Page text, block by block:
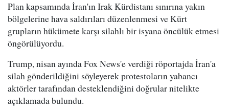
Plan kapsamında İran'ın Irak Kürdistanı sınırına yakın
bölgelerine hava saldırıları düzenlenmesi ve Kürt
grupların hükümete karşı silahlı bir isyana öncülük etmesi
öngörülüyordu.
Trump, nisan ayında Fox News'e verdiği röportajda İran'a
silah gönderildiğini söyleyerek protestoların yabancı
aktörler tarafından desteklendiğini doğrular nitelikte
açıklamada bulundu.